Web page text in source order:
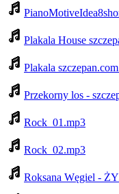
Plakala House
Plakala
Przekorny los -
Rock_01.mp3
Rock_02.mp3
Roksana Węgiel -